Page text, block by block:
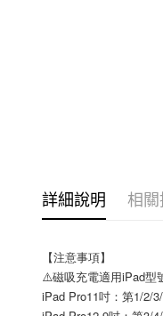
詳細說明 相關
【注意事項】
⚠️磁吸充電適用iPad型
iPad Pro11吋：第1/2/